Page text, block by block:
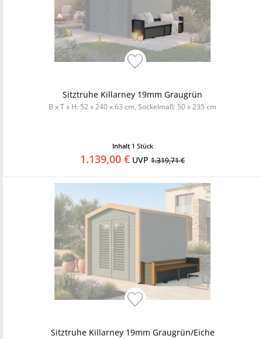
Sitztruhe Killarney 19mm Graugrün
B x T x H: 52 x 240 x 63 cm, Sockelmaß: 50 x 235 cm
Inhalt 1 Stück
1.139,00 € UVP 1.319,71 €
Sitztruhe Killarney 19mm Graugrün/Eiche